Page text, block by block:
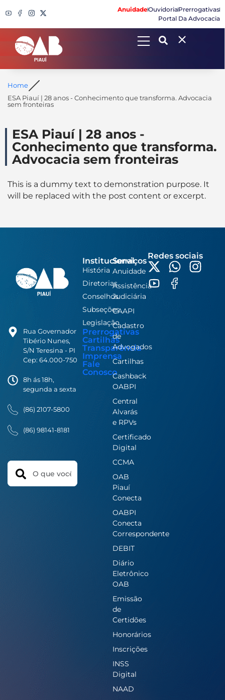
AnuidadeOuvidoriaPrerrogativas
Portal Da Advocacia
Search
Home
ESA Piauí | 28 anos - Conhecimento que transforma. Advocacia
sem fronteiras
ESA Piauí | 28 anos -
Conhecimento que transforma.
Advocacia sem fronteiras
This is a dummy text to demonstration purpose. It
will be replaced with the post content or excerpt.
Rua Governador
Tibério Nunes,
S/N Teresina - PI
Cep: 64.000-750
8h ás 18h,
segunda a sexta
(86) 2107-5800
(86) 98141-8181
Search
Institucional
História
Diretorias
Conselhos
Subseções
Legislação
Prerrogativas
Cartilhas
Transparência
Imprensa
Fale
Conosco
Serviços
Anuidade
Assistência
Judiciária
CAAPI
Cadastro
de
Advogados
Cartilhas
Cashback
OABPI
Central
Alvarás
e RPVs
Certificado
Digital
CCMA
OAB
Piauí
Conecta
OABPI
Conecta
Correspondente
DEBIT
Diário
Eletrônico
OAB
Emissão
de
Certidões
Honorários
Inscrições
INSS
Digital
NAAD
Redes sociais